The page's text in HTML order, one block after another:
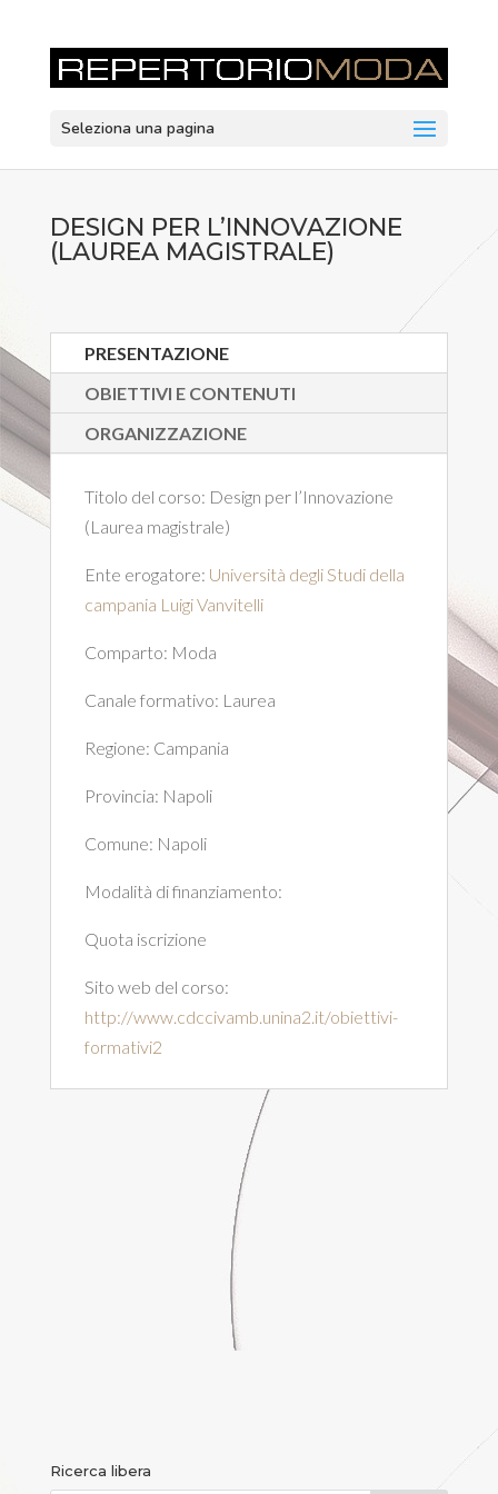
Seleziona una pagina
DESIGN PER L’INNOVAZIONE
(LAUREA MAGISTRALE)
PRESENTAZIONE
OBIETTIVI E CONTENUTI
ORGANIZZAZIONE
Titolo del corso: Design per l’Innovazione
(Laurea magistrale)
Ente erogatore: Università degli Studi della
campania Luigi Vanvitelli
Comparto: Moda
Canale formativo: Laurea
Regione: Campania
Provincia: Napoli
Comune: Napoli
Modalità di finanziamento:
Quota iscrizione
Sito web del corso:
http://www.cdccivamb.unina2.it/obiettivi-
formativi2
Ricerca libera